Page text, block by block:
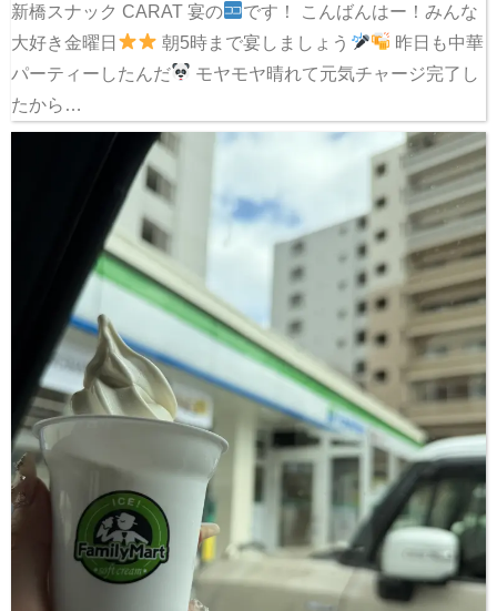
新橋スナック CARAT 宴の
です！ こんばんはー！みんな
大好き金曜日
朝5時まで宴しましょう
昨日も中華
パーティーしたんだ
モヤモヤ晴れて元気チャージ完了し
たから…